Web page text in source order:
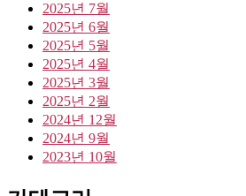
2025년 7월
2025년 6월
2025년 5월
2025년 4월
2025년 3월
2025년 2월
2024년 12월
2024년 9월
2023년 10월